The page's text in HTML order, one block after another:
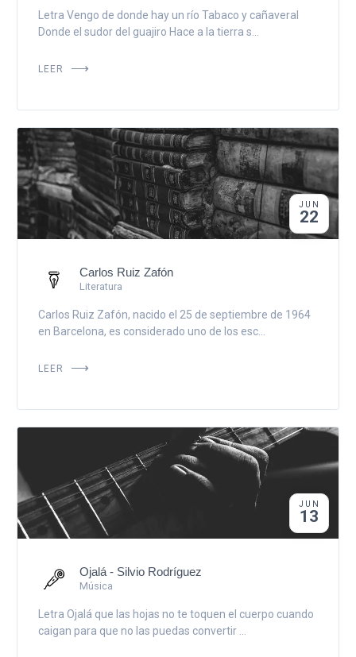
Letra Vengo de donde hay un río Tabaco y cañaveral
Donde el sudor del guajiro Hace a la tierra s...
LEER
JUN
22
Carlos Ruiz Zafón
Literatura
Carlos Ruiz Zafón, nacido el 25 de septiembre de 1964
en Barcelona, es considerado uno de los esc...
LEER
JUN
13
Ojalá - Silvio Rodríguez
Música
Letra Ojalá que las hojas no te toquen el cuerpo cuando
caigan para que no las puedas convertir ...